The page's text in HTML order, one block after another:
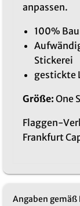
anpassen.
100%
Stickerei
gestickte
Größe: One
Flaggen-
Frankfurt
Angaben